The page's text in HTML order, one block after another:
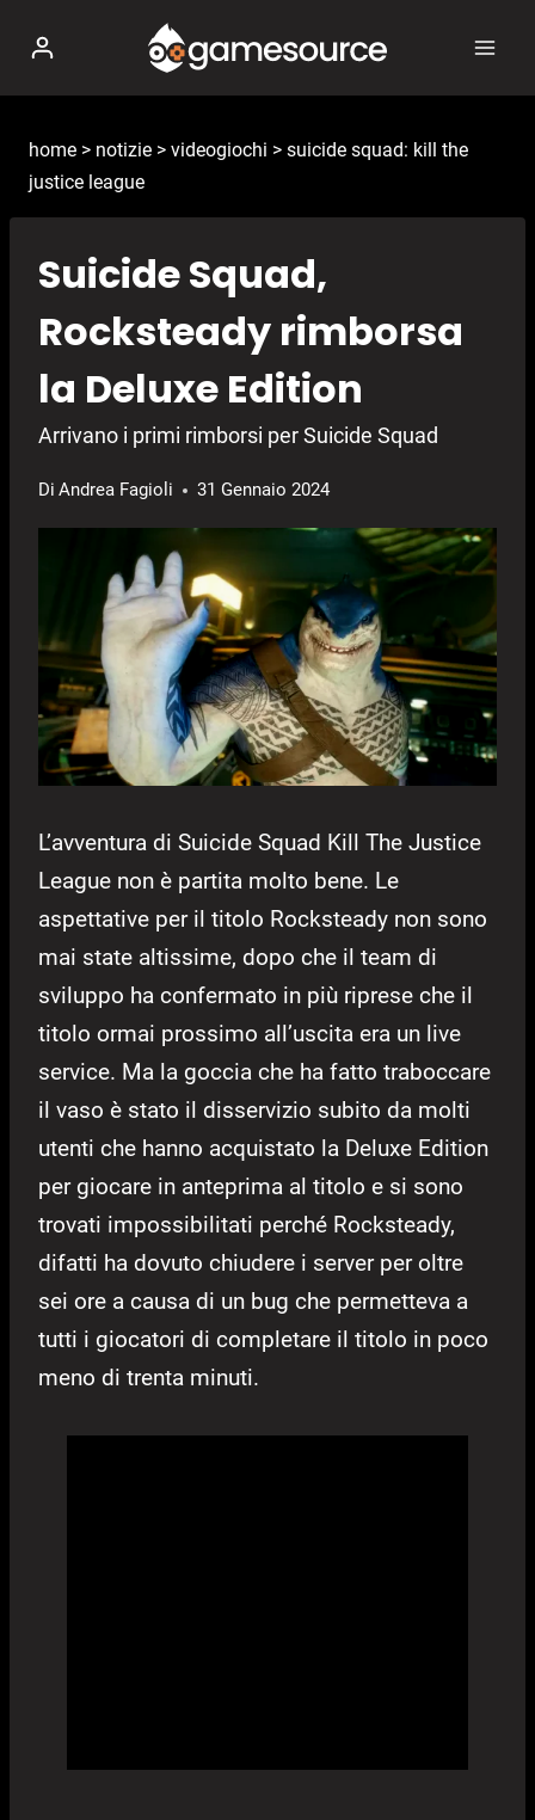
contenuto
home > notizie > videogiochi > suicide squad: kill the
justice league
Suicide Squad,
Rocksteady rimborsa
la Deluxe Edition
Arrivano i primi rimborsi per Suicide Squad
Di Andrea Fagioli 31 Gennaio 2024
L’avventura di Suicide Squad Kill The Justice
League non è partita molto bene. Le
aspettative per il titolo Rocksteady non sono
mai state altissime, dopo che il team di
sviluppo ha confermato in più riprese che il
titolo ormai prossimo all’uscita era un live
service. Ma la goccia che ha fatto traboccare
il vaso è stato il disservizio subito da molti
utenti che hanno acquistato la Deluxe Edition
per giocare in anteprima al titolo e si sono
trovati impossibilitati perché Rocksteady,
difatti ha dovuto chiudere i server per oltre
sei ore a causa di un bug che permetteva a
tutti i giocatori di completare il titolo in poco
meno di trenta minuti.